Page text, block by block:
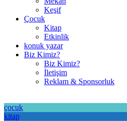
Keşif
Çocuk
Kitap
Etkinlik
konuk yazar
Biz Kimiz?
Biz Kimiz?
İletişim
Reklam & Sponsorluk
çocuk
kitap